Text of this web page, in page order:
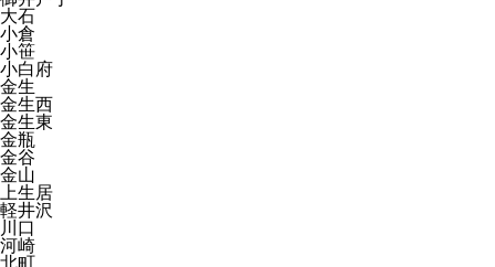
大石
小倉
小笹
小白府
金生
金生西
金生東
金瓶
金谷
金山
上生居
軽井沢
川口
河崎